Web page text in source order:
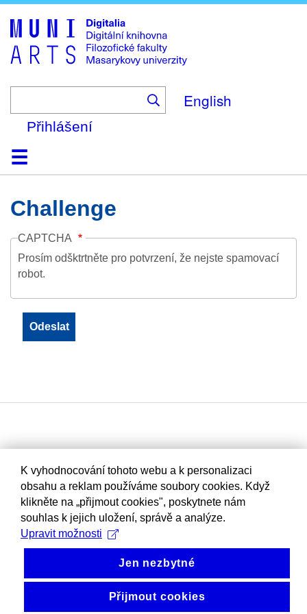
to
main
content
English
Přihlášení
DomůKolekce
Prohlížení
Vyhledávání
O platformě
Nápověda
KontaktDigitalia
Challenge
CAPTCHA
Prosím odšktrtněte pro potvrzení, že nejste spamovací
robot.
K vyhodnocování tohoto webu a k personalizaci
obsahu a reklam používáme soubory cookies. Když
klikněte na „přijmout cookies", poskytnete nám
souhlas k jejich uložení, správě a analýze.
Upravit možnosti
Jen nezbytné
Přijmout cookies